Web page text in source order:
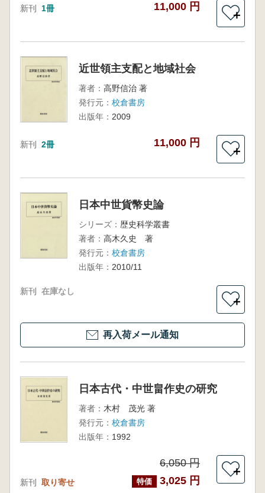
新刊 1冊 11,000 円
＋
近世領主支配と地域社会
著者： 高野信治 著
発行元： 校倉書房
出版年： 2009
新刊 2冊 11,000 円
＋
日本中世貨幣史論
シリーズ： 歴史科学叢書
著者： 高木久史 著
発行元： 校倉書房
出版年： 2010/11
新刊 在庫なし
＋
再入荷メール通知
日本古代・中世畠作史の研究
著者： 木村 茂光 著
発行元： 校倉書房
出版年： 1992
新刊 取り寄せ
6,050 円
特価 3,025 円
＋